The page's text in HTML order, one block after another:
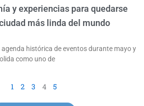
y experiencias para quedarse
más linda del mundo
histórica de eventos durante mayo y
como uno de
1 2 3 4 5